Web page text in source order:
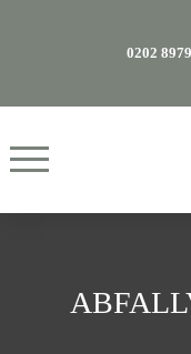
0202